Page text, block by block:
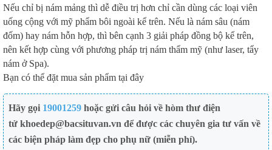
Nếu chỉ bị nám mảng thì dễ điều trị hơn chỉ cần dùng các loại viên
uống cộng với mỹ phẩm bôi ngoài kể trên. Nếu là nám sâu (nám
đốm) hay nám hỗn hợp, thì bên cạnh 3 giải pháp đồng bộ kể trên,
nên kết hợp cùng với phương pháp trị nám thẩm mỹ (như laser, tẩy
nám ở Spa).
Bạn có thể đặt mua sản phẩm tại đây
Hãy gọi 19001259 hoặc gửi câu hỏi về hòm thư điện
tử khoedep@bacsituvan.vn để được các chuyên gia tư vấn về
các biện pháp làm đẹp cho phụ nữ (miễn phí).